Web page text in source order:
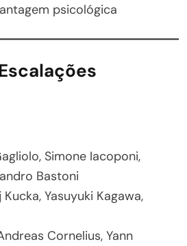
psicológica
Simone Iacoponi,
Bastoni
Kucka, Yasuyuki Kagawa,
Cornelius, Yann